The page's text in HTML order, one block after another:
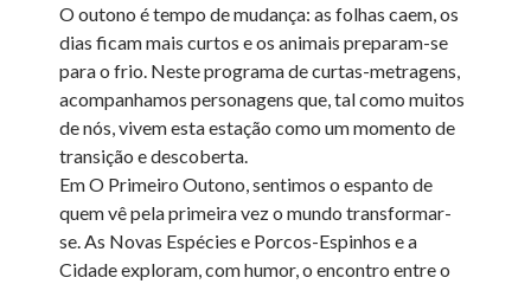
O outono é tempo de mudança: as folhas caem, os
dias ficam mais curtos e os animais preparam-se
para o frio. Neste programa de curtas-metragens,
acompanhamos personagens que, tal como muitos
de nós, vivem esta estação como um momento de
transição e descoberta.
Em O Primeiro Outono, sentimos o espanto de
quem vê pela primeira vez o mundo transformar-
se. As Novas Espécies e Porcos-Espinhos e a
Cidade exploram, com humor, o encontro entre o